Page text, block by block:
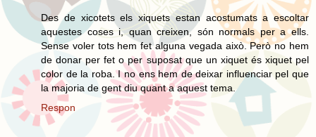
Des de xicotets els xiquets estan acostumats a escoltar
aquestes coses i, quan creixen, són normals per a ells.
Sense voler tots hem fet alguna vegada això. Però no hem
de donar per fet o per suposat que un xiquet és xiquet pel
color de la roba. I no ens hem de deixar influenciar pel que
la majoria de gent diu quant a aquest tema.
Respon